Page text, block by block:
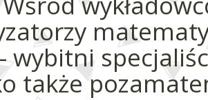
także